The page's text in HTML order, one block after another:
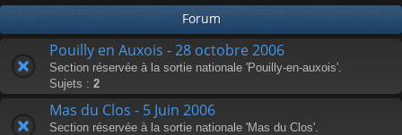
c
Forum
Pouilly en Auxois - 28 octobre 2006
Section réservée à la sortie nationale 'Pouilly-en-auxois'.
Sujets : 2
Mas du Clos - 5 Juin 2006
Section réservée à la sortie nationale 'Mas du Clos'.